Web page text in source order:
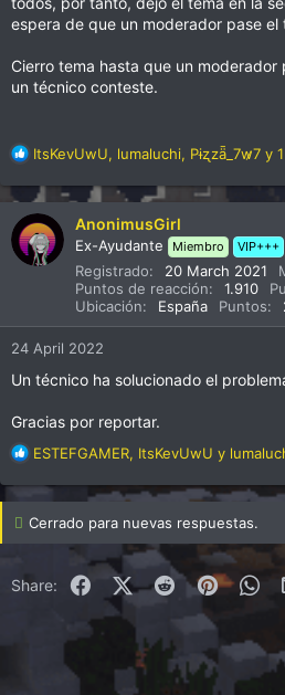
espera de que un moderador pase el
Cierro tema hasta que un
un técnico conteste.
R
a
c
c
i
o
s
:
ItsKevUwU, lumaluchi, Pɨʐzǟ_7w̷7 y
AnonimusGirl
Ex-Ayudante Miembro VIP+++
Registrado 20 March 2021
Puntos de reacción
1.910
Ubicación
España Puntos
24 April 2022
Un técnico ha solucionado el
Gracias por reportar.
R
a
c
n
ESTEFGAMER, ItsKevUwU y
Cerrado para nuevas respuestas.
Share: FacebookX (Twitter)
RedditPinterest